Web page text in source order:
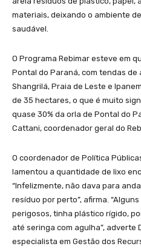
materiais, deixando o ambiente
saudável.
O Programa Rebimar esteve em
Pontal do Paraná, com tendas de
Shangrilá, Praia de Leste e
de 35 hectares, o que é muito
quase 30% da orla de Pontal do
Cattani, coordenador geral do
O coordenador de Política
lamentou a quantidade de lixo
“Infelizmente, não dava para
resíduo por perto”, afirma.
perigosos, tinha plástico rígido,
até seringa com agulha”, adverte
especialista em Gestão dos